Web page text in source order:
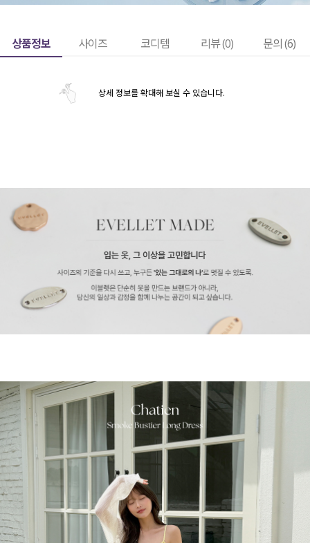
상품정보 사이즈 코디템 리뷰 (0) 문의 (6)
상세 정보를 확대해 보실 수 있습니다.